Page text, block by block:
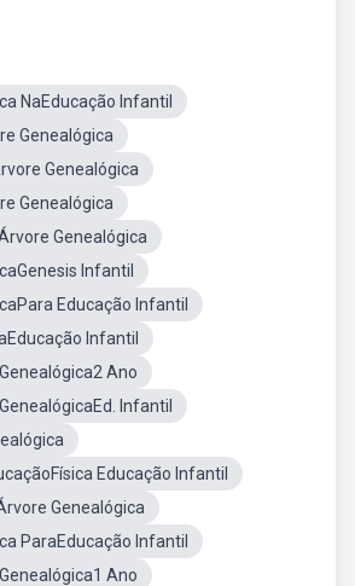
NaEducação Infantil
Genealógica
Genealógica
Genealógica
Genealógica
Infantil
Educação Infantil
Infantil
Ano
Infantil
Educação Infantil
Genealógica
ParaEducação Infantil
Ano